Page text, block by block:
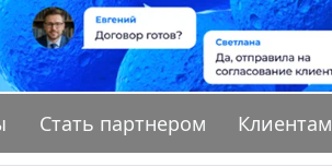
Стать партнером Клиентам